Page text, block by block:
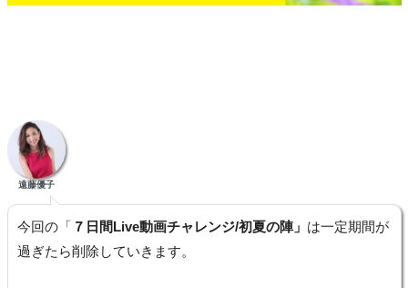
遠藤優子
今回の「 ７日間Live動画チャレンジ/初夏の陣」 は一定期間が
過ぎたら削除していきます。